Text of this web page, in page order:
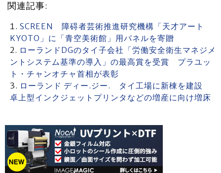
関連記事:
SCREEN 障碍者芸術推進研究機構「天才アート
KYOTO」に「青空美術館」用パネルを寄贈
ローランドDGのタイ子会社「労働安全衛生マネジメ
ントシステム基準の導入」の最高賞を受賞 プラユッ
ト・チャンオチャ首相が表彰
ローランド ディー.ジー. タイ工場に新棟を建設
卓上型インクジェットプリンタなどの増産に向け増床